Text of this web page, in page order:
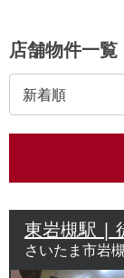
店舗物件一覧
東岩槻駅 |
さいたま市岩